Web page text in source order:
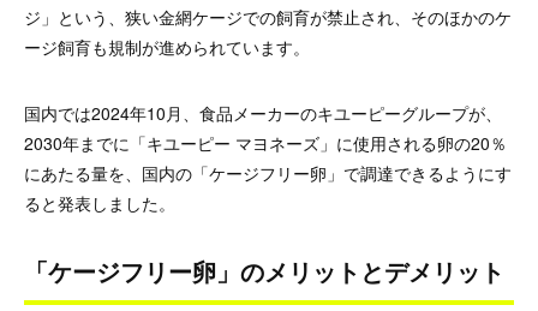
ジ」という、狭い金網ケージでの飼育が禁止され、そのほかのケ
ージ飼育も規制が進められています。
国内では2024年10月、食品メーカーのキユーピーグループが、
2030年までに「キユーピー マヨネーズ」に使用される卵の20％
にあたる量を、国内の「ケージフリー卵」で調達できるようにす
ると発表しました。
「ケージフリー卵」のメリットとデメリット